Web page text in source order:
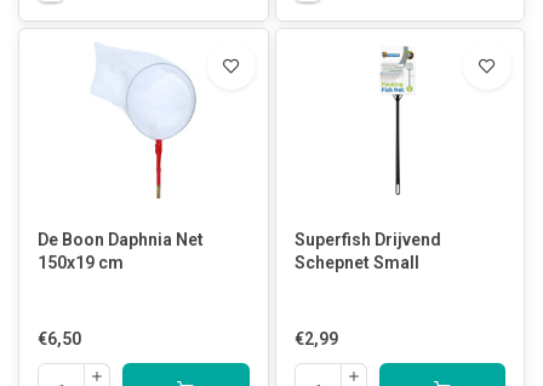
De Boon Daphnia Net
150x19 cm
€6,50
Superfish Drijvend
Schepnet Small
€2,99